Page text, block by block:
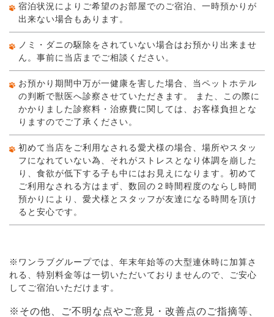
宿泊状況によりご希望のお部屋でのご宿泊、一時預かりが
出来ない場合もあります。
ノミ・ダニの駆除をされていない場合はお預かり出来ませ
ん。事前に当店までご相談ください。
お預かり期間中万が一健康を害した場合、当ペットホテル
の判断で獣医へ診察させていただきます。 また、この際に
かかりました診察料・治療費に関しては、お客様負担とな
りますのでご了承ください。
初めて当店をご利用なされる愛犬様の場合、場所やスタッ
フになれていない為、それがストレスとなり体調を崩した
り、食欲が低下する子も中にはお見えになります。初めて
ご利用なされる方はまず、数回の２時間程度のならし時間
預かりにより、愛犬様とスタッフが友達になる時間を頂け
ると安心です。
※ワンラブグループでは、年末年始等の大型連休時に加算さ
れる、特別料金等は一切いただいておりませんので、ご安心
してご宿泊いただけます。
※その他、ご不明な点やご意見・改善点のご指摘等、